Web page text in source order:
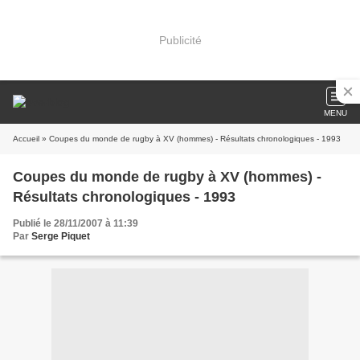
Publicité
MENU
Accueil » Coupes du monde de rugby à XV (hommes) - Résultats chronologiques - 1993
Coupes du monde de rugby à XV (hommes) -
Résultats chronologiques - 1993
Publié le 28/11/2007 à 11:39
Par Serge Piquet